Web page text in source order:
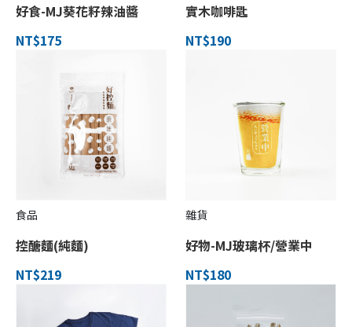
好食-MJ葵花籽辣油醬
NT$175
實木咖啡匙
NT$190
食品
控醣麵(純麵)
NT$219
雜貨
好物-MJ玻璃杯/營業中
NT$180